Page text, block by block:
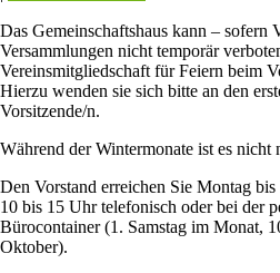
Das Gemeinschaftshaus kann – sofern
Versammlungen nicht temporär
Vereinsmitgliedschaft für Feiern beim
Hierzu wenden sie sich bitte an den
Vorsitzende/n.
Während der Wintermonate ist es nicht
Den Vorstand erreichen Sie Montag
10 bis 15 Uhr telefonisch oder bei der
Bürocontainer (1. Samstag im Monat,
Oktober).